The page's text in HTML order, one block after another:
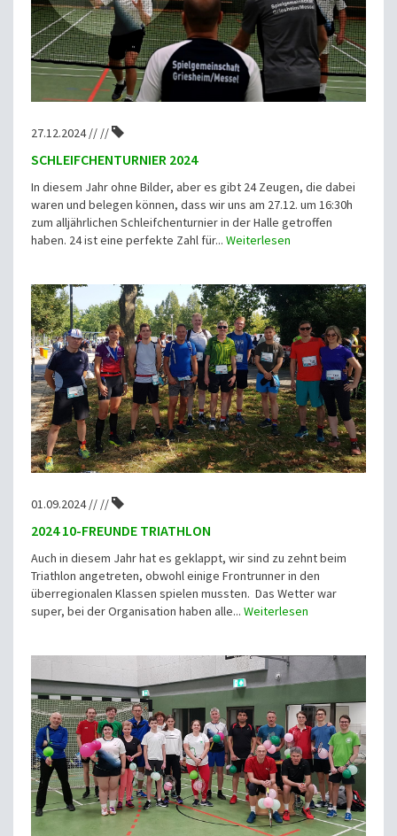
27.12.2024 // //
SCHLEIFCHENTURNIER 2024
In diesem Jahr ohne Bilder, aber es gibt 24 Zeugen, die dabei
waren und belegen können, dass wir uns am 27.12. um 16:30h
zum alljährlichen Schleifchenturnier in der Halle getroffen
haben. 24 ist eine perfekte Zahl für... Weiterlesen
01.09.2024 // //
2024 10-FREUNDE TRIATHLON
Auch in diesem Jahr hat es geklappt, wir sind zu zehnt beim
Triathlon angetreten, obwohl einige Frontrunner in den
überregionalen Klassen spielen mussten. Das Wetter war
super, bei der Organisation haben alle... Weiterlesen